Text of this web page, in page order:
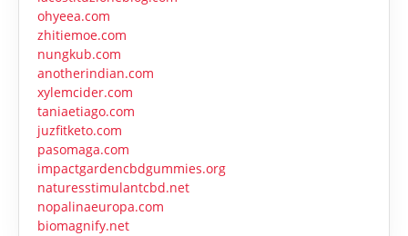
ohyeea.com
zhitiemoe.com
nungkub.com
anotherindian.com
xylemcider.com
taniaetiago.com
juzfitketo.com
pasomaga.com
impactgardencbdgummies.org
naturesstimulantcbd.net
nopalinaeuropa.com
biomagnify.net